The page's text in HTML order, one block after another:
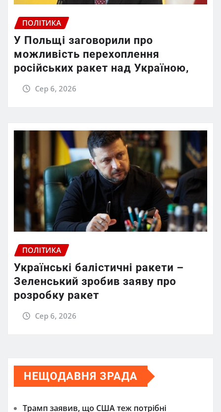
ПОЛІТИКА
У Польщі заговорили про
можливість перехоплення
російських ракет над Україною,
Сер 6, 2026
ПОЛІТИКА
Українські балістичні ракети –
Зеленський зробив заяву про
розробку ракет
Сер 6, 2026
НЕЩОДАВНЯ ЗРАДА
Трамп заявив, що США теж потрібні